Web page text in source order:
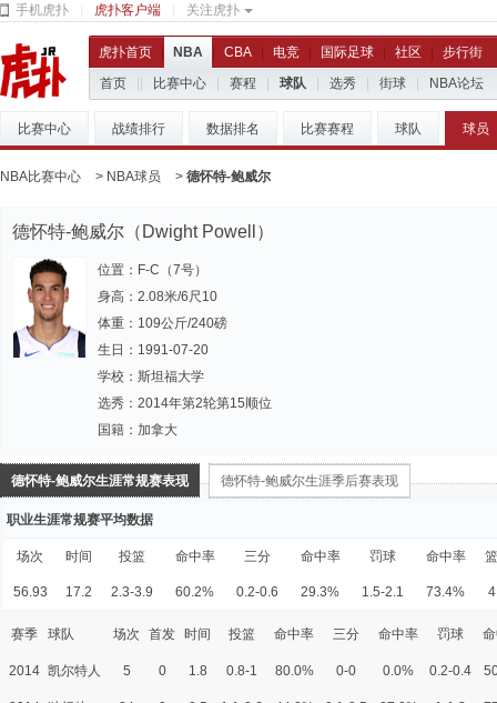
手机虎扑 虎扑客户端 关注虎扑
虎扑首页 NBA CBA 电竞 国际足球 社区
步行街
首页
比赛中心 赛程 球队 选秀 街球 NBA论坛
比赛中心 战绩排行 数据排名 比赛赛程 球队 球员
NBA比赛中心 > NBA球员 > 德怀特-鲍威尔
德怀特-鲍威尔（Dwight Powell）
位置：F-C（7号）
身高：2.08米/6尺10
体重：109公斤/240磅
生日：1991-07-20
学校：斯坦福大学
选秀：2014年第2轮第15顺位
国籍：加拿大
德怀特-鲍威尔生涯常规赛表现 德怀特-鲍威尔生涯季后赛表现
职业生涯常规赛平均数据
场次 时间 投篮 命中率 三分 命中率 罚球 命中率
56.93 17.2 2.3-3.9 60.2% 0.2-0.6 29.3% 1.5-2.1 73.4%
赛季 球队 场次 首发 时间 投篮 命中率 三分 命中率 罚球
2014 凯尔特人 5 0 1.8 0.8-1 80.0% 0-0 0.0% 0.2-0.4